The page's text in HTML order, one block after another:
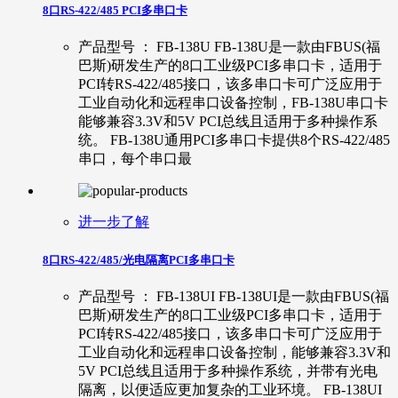
8口RS-422/485 PCI多串口卡
产品型号 ： FB-138U FB-138U是一款由FBUS(福
巴斯)研发生产的8口工业级PCI多串口卡，适用于
PCI转RS-422/485接口，该多串口卡可广泛应用于
工业自动化和远程串口设备控制，FB-138U串口卡
能够兼容3.3V和5V PCI总线且适用于多种操作系
统。 FB-138U通用PCI多串口卡提供8个RS-422/485
串口，每个串口最
进一步了解
8口RS-422/485/光电隔离PCI多串口卡
产品型号 ： FB-138UI FB-138UI是一款由FBUS(福
巴斯)研发生产的8口工业级PCI多串口卡，适用于
PCI转RS-422/485接口，该多串口卡可广泛应用于
工业自动化和远程串口设备控制，能够兼容3.3V和
5V PCI总线且适用于多种操作系统，并带有光电
隔离，以便适应更加复杂的工业环境。 FB-138UI